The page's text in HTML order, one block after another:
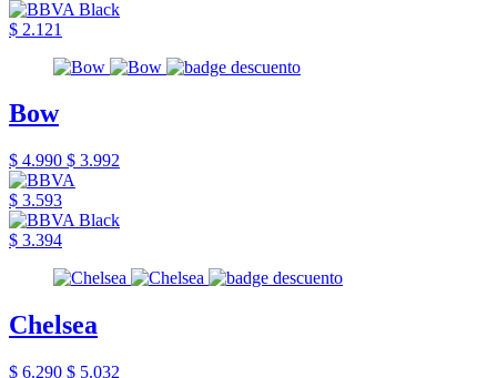
$ 2.121
Bow
$ 4.990 $ 3.992
$ 3.593
$ 3.394
Chelsea
$ 6.290 $ 5.032